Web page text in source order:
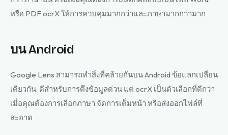
หรือ PDF ocrX ให้การควบคุมมากกว่าและภาษามากกว่ามาก
บน Android
Google Lens สามารถทำสิ่งที่คล้ายกันบน Android ข้อแลกเปลี่ยน
เดียวกัน: ดีสำหรับการดึงข้อมูลด่วน แต่ ocrX เป็นตัวเลือกที่ดีกว่า
เมื่อคุณต้องการเลือกภาษา จัดการเต็มหน้า หรือส่งออกไฟล์ที่
สะอาด